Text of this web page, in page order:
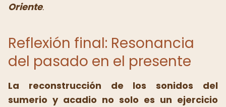
Oriente.
Reflexión final: Resonancia
del pasado en el presente
La reconstrucción de los sonidos del
sumerio y acadio no solo es un ejercicio